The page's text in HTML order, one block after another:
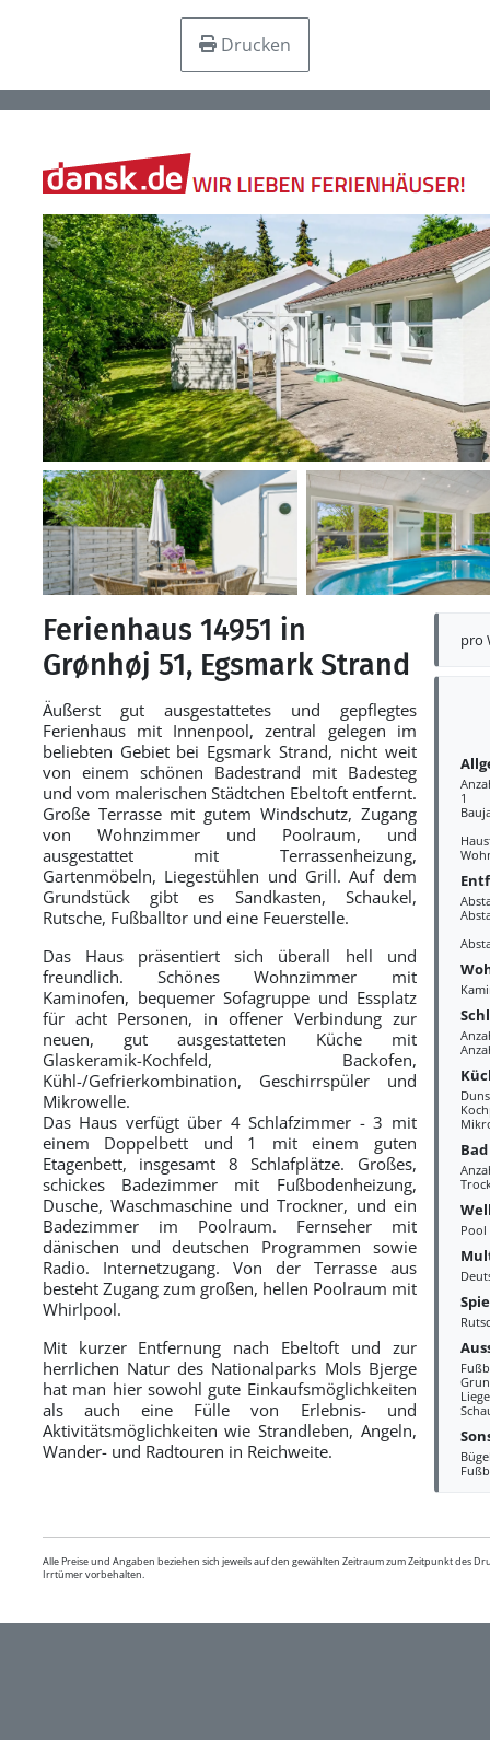
Drucken
pro
1
Bad
Pool
Ferienhaus 14951 in
Grønhøj 51, Egsmark Strand
Äußerst gut ausgestattetes und gepflegtes
Ferienhaus mit Innenpool, zentral gelegen im
beliebten Gebiet bei Egsmark Strand, nicht weit
von einem schönen Badestrand mit Badesteg
und vom malerischen Städtchen Ebeltoft entfernt.
Große Terrasse mit gutem Windschutz, Zugang
von Wohnzimmer und Poolraum, und
ausgestattet mit Terrassenheizung,
Gartenmöbeln, Liegestühlen und Grill. Auf dem
Grundstück gibt es Sandkasten, Schaukel,
Rutsche, Fußballtor und eine Feuerstelle.
Das Haus präsentiert sich überall hell und
freundlich. Schönes Wohnzimmer mit
Kaminofen, bequemer Sofagruppe und Essplatz
für acht Personen, in offener Verbindung zur
neuen, gut ausgestatteten Küche mit
Glaskeramik-Kochfeld, Backofen,
Kühl-/Gefrierkombination, Geschirrspüler und
Mikrowelle.
Das Haus verfügt über 4 Schlafzimmer - 3 mit
einem Doppelbett und 1 mit einem guten
Etagenbett, insgesamt 8 Schlafplätze. Großes,
schickes Badezimmer mit Fußbodenheizung,
Dusche, Waschmaschine und Trockner, und ein
Badezimmer im Poolraum. Fernseher mit
dänischen und deutschen Programmen sowie
Radio. Internetzugang. Von der Terrasse aus
besteht Zugang zum großen, hellen Poolraum mit
Whirlpool.
Mit kurzer Entfernung nach Ebeltoft und zur
herrlichen Natur des Nationalparks Mols Bjerge
hat man hier sowohl gute Einkaufsmöglichkeiten
als auch eine Fülle von Erlebnis- und
Aktivitätsmöglichkeiten wie Strandleben, Angeln,
Wander- und Radtouren in Reichweite.
Alle Preise und Angaben beziehen sich jeweils auf den gewählten Zeitraum zum Zeitpunkt des
Irrtümer vorbehalten.